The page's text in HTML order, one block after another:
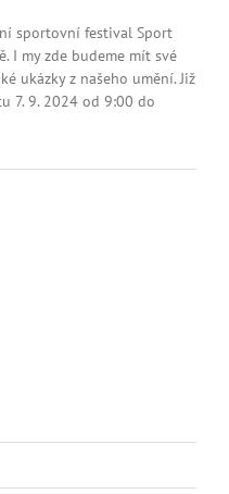
Live
sportovní festival Sport
I my zde budeme mít své
ukázky z našeho umění. Již
7. 9. 2024 od 9:00 do